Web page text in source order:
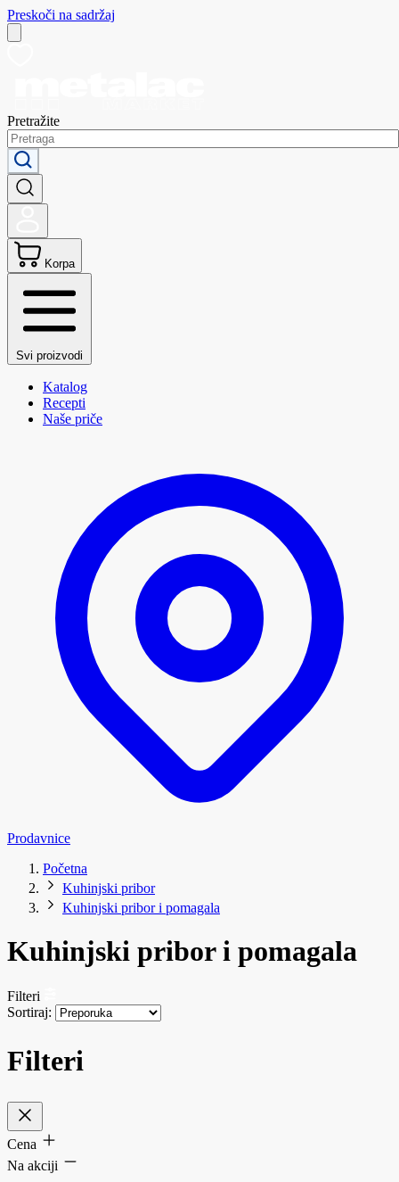
Preskoči na sadržaj
Pretražite
Korpa
Svi proizvodi
Katalog
Recepti
Naše priče
Prodavnice
Početna
Kuhinjski pribor
Kuhinjski pribor i pomagala
Kuhinjski pribor i pomagala
Filteri
Sortiraj:
Filteri
Cena
Na akciji